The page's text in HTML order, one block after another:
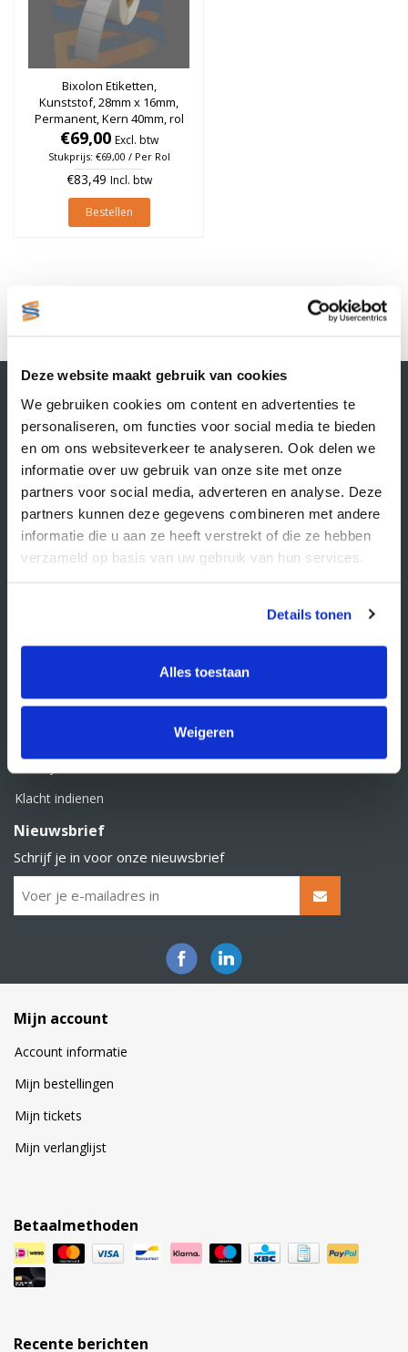
Deze website maakt gebruik van cookies
We gebruiken cookies om content en advertenties te
personaliseren, om functies voor social media te bieden
en om ons websiteverkeer te analyseren. Ook delen we
informatie over uw gebruik van onze site met onze
partners voor social media, adverteren en analyse. Deze
partners kunnen deze gegevens combineren met andere
informatie die u aan ze heeft verstrekt of die ze hebben
verzameld op basis van uw gebruik van hun services.
Details tonen
Alles toestaan
Weigeren
Bixolon Etiketten,
Kunststof, 28mm x 16mm,
Permanent, Kern 40mm, rol
à 2.500 stuks
€69,00 Excl. btw
Stukprijs: €69,00 / Per Rol
€83,49 Incl. btw
Bestellen
1
Contactgegevens
Supply Service B.V.
Nijverheidsstraat 25-K
3861 RJ Nijkerk
info@supplyservice.nl
+31 33 468 13 42
KvK nummer: 66384737
Retourbeleid
Klacht indienen
Nieuwsbrief
Schrijf je in voor onze nieuwsbrief
Mijn account
Account informatie
Mijn bestellingen
Mijn tickets
Mijn verlanglijst
Betaalmethoden
Recente berichten